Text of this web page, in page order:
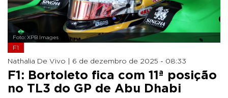
Foto: XPB Images
F1
Nathalia De Vivo | 6 de dezembro de 2025 - 08:33
F1: Bortoleto fica com 11ª posição
no TL3 do GP de Abu Dhabi